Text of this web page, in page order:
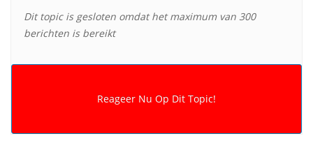
Dit topic is gesloten omdat het maximum van 300
berichten is bereikt